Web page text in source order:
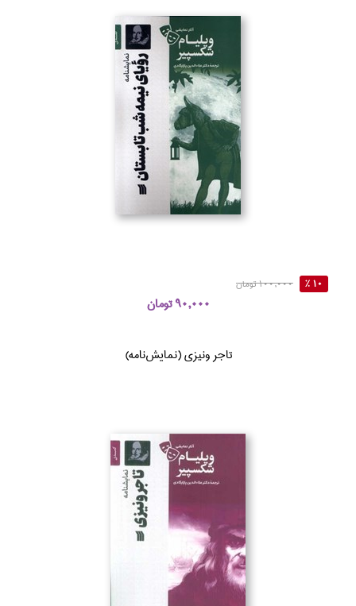
10 % 100,000 تومان
90,000 تومان
تاجر ونيزي (نمايش‌نامه)